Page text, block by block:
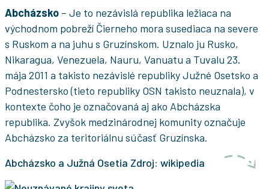
Abcházsko – Je to nezávislá republika ležiaca na
východnom pobreží Čierneho mora susediaca na severe
s Ruskom a na juhu s Gruzínskom. Uznalo ju Rusko,
Nikaragua, Venezuela, Nauru, Vanuatu a Tuvalu 23.
mája 2011 a takisto nezávislé republiky Južné Osetsko a
Podnestersko (tieto republiky OSN takisto neuznala), v
kontexte čoho je označovaná aj ako Abcházska
republika. Zvyšok medzinárodnej komunity označuje
Abcházsko za teritoriálnu súčasť Gruzínska.
Abcházsko a Južná Osetia Zdroj: wikipedia